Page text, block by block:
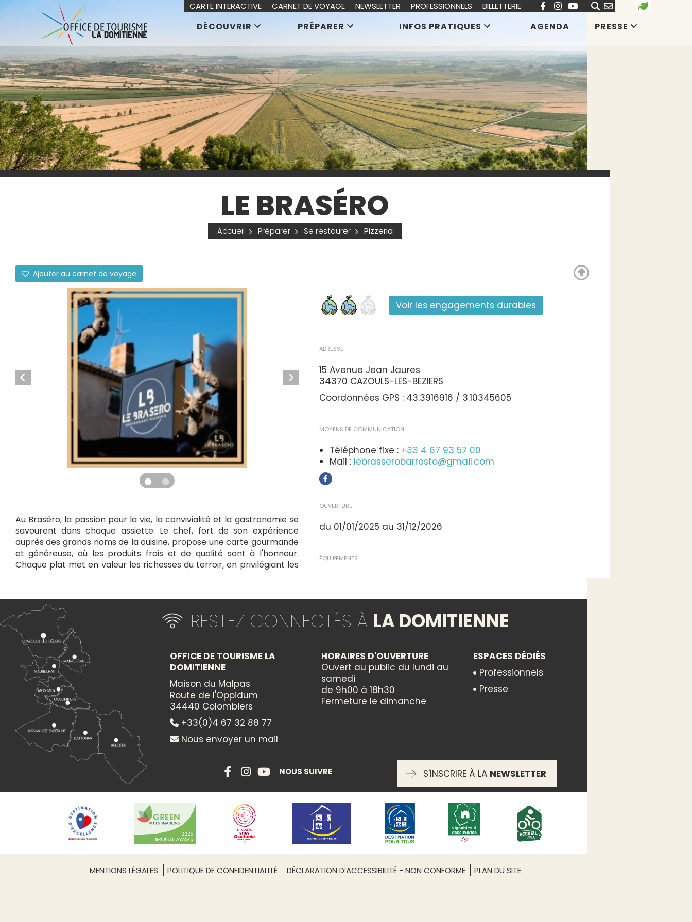
LE BRASÉRO
Accueil Préparer Se restaurer Pizzeria
Ajouter au carnet de voyage
Au Braséro, la passion pour la vie, la convivialité et la gastronomie se
savourent dans chaque assiette. Le chef, fort de son expérience
auprès des grands noms de la cuisine, propose une carte gourmande
et généreuse, où les produits frais et de qualité sont à l'honneur.
Chaque plat met en valeur les richesses du terroir, en privilégiant les
ingrédients locaux pour une authenticité sans compromis. Ici, les
expérience culinaire chaleureuse, où chaque bouchée est une
invitation au partage et à la découverte des saveurs d'ici.
Itinéraire vers
LE BRASÉRO
−
Leaflet| ©
Voir les engagements durables
ADRESSE
15 Avenue Jean Jaures
34370 CAZOULS-LES-BEZIERS
Coordonnées GPS : 43.3916916 / 3.10345605
MOYENS DE COMMUNICATION
Téléphone fixe : +33 4 67 93 57 00
Mail : lebrasserobarresto@gmail.com
OUVERTURE
du 01/01/2025 au 31/12/2026
ÉQUIPEMENTS
WC publics
Carte bleue
Chèques bancaires et postaux
Espèces
Réception groupes : non
TYPE DE RESTAURATION
Bar - PMU
Brasserie
Pizzeria
DÉCOUVRIR PRÉPARER INFOS PRATIQUES AGENDA PRESSE
CARTE INTERACTIVE CARNET DE VOYAGE NEWSLETTER PROFESSIONNELS BILLETTERIE
RESTEZ CONNECTÉS À LA DOMITIENNE
OFFICE DE TOURISME LA
DOMITIENNE
Maison du Malpas
Route de l'Oppidum
34440 Colombiers
+33(0)4 67 32 88 77
Nous envoyer un mail
HORAIRES D'OUVERTURE
Ouvert au public du lundi au
samedi
de 9h00 à 18h30
Fermeture le dimanche
ESPACES DÉDIÉS
Professionnels
Presse
NOUS SUIVRE S'INSCRIRE À LA NEWSLETTER
MENTIONS LÉGALES POLITIQUE DE CONFIDENTIALITÉ DÉCLARATION D’ACCESSIBILITÉ - NON CONFORME PLAN DU SITE